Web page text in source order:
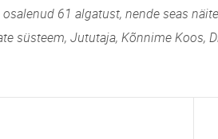
61 algatust, nende seas
süsteem, Jututaja, Kõnnime Koos,